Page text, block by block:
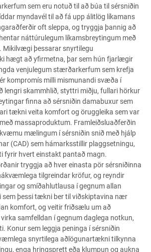
sem eru notuð til að búa til sérsniðin
myndavél til að fá upp álitlög líkamans
oft sleppa, og tryggja þannig að
náttúrulegum líkamsbreytingum með
þessarar snyrtilegu
hægt að yfirmetna, þar sem hún fjarlægir
venjulegum stærðarkerfum sem krefja
kompromís milli mismunandi svæða í
lengri skammhlið, styttri miðju, fullari hörkur
finna að sérsniðin damabuxur sem
tækni veita komfort og öruggleika sem var
massaproduktum. Framleiðsluaðferðin
mælingum í sérsniðin snið með hjálp
(CAD) sem hámarksstillir plaggsetningu,
fyrir hvert einstakt pantað magn.
tryggja að hver einasta pör sérsniðinna
tilgreindar kröfur, og reyndir
og smíðahlutlausa í gegnum allan
sem þessi tækni ber til viðskiptavina nær
komfort, og veitir friðsælu um að
samfelldan í gegnum daglega notkun,
Konur sem leggja peninga í sérsniðin
snyrtilega aðlögunartækni tilkynna
enga hringsprett eða klumpun og aukna